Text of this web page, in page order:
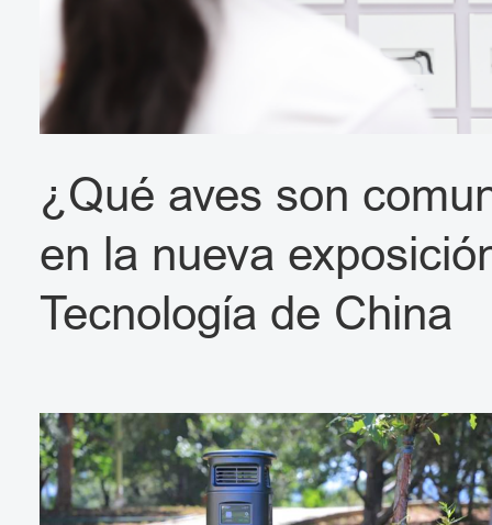
¿Qué aves son
en la nueva
Tecnología de China